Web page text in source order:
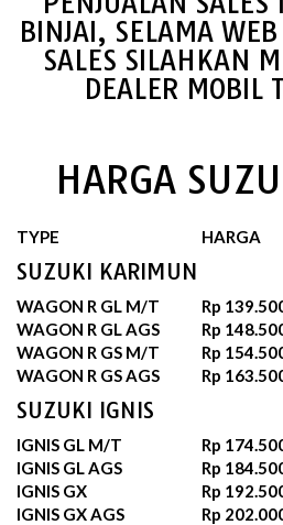
BINJAI, SELAMA
SALES SILAHKAN
DEALER MOBIL
HARGA
TYPE HARGA
SUZUKI KARIMUN
WAGON R GL M/T
Rp
WAGON R GL AGS
Rp
WAGON R GS M/T
Rp
WAGON R GS AGS
Rp
SUZUKI IGNIS
IGNIS GL M/T
Rp
IGNIS GL AGS
Rp
IGNIS GX
Rp
IGNIS GX AGS
Rp